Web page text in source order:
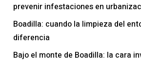
prevenir infestaciones en
Boadilla: cuando la limpieza del
diferencia
Bajo el monte de Boadilla: la cara